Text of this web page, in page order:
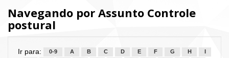
Navegando por Assunto Controle
postural
Ir para: 0-9 A B C D E F G H